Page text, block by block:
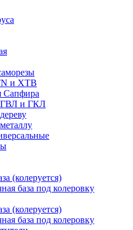
и ХTB
Сапфира
ГВЛ и ГКЛ
(колеруется)
база под колеровку
(колеруется)
база под колеровку